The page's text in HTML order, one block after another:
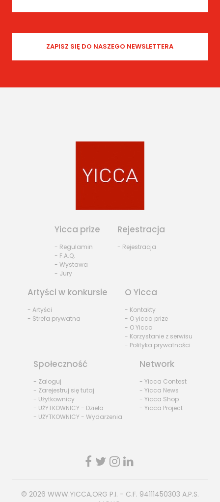
Yicca prize
- Regulamin
- F.A.Q.
- Wystawa
- Jury
Rejestracja
- Rejestracja
Artyści w konkursie
- Artyści
- Strefa prywatna
O Yicca
- Kontakty
- O yicca prize
- O Yicca
- Korzystanie z serwisu
- Polityka prywatności
Społeczność
- Zaloguj
- Zarejestruj się tutaj
- Użytkownicy
- UŻYTKOWNICY - Dzieła
- UŻYTKOWNICY - Wydarzenia
Network
- Yicca Contest
- Yicca News
- Yicca Shop
- Yicca Project
© 2026 WWW.YICCA.ORG P.I. - C.F. 94111450303 A.P.S.